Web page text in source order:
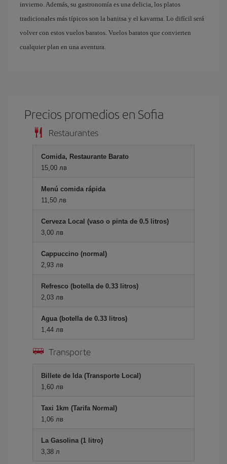
invierno. Además, su gastronomía es una delicia, los platos
tradicionales más típicos son la banitsa y el kavarma. Lo difícil será
volver con estos vuelos baratos. Vuelos baratos que convierten
cualquier plan en una aventura.
Precios promedios en Sofia
Restaurantes
Comida, Restaurante Barato
15,00 лв
Menú comida rápida
11,50 лв
Cerveza Local (vaso o pinta de 0.5 litros)
3,00 лв
Cappuccino (normal)
2,93 лв
Refresco (botella de 0.33 litros)
2,03 лв
Agua (botella de 0.33 litros)
1,44 лв
Transporte
Billete de Ida (Transporte Local)
1,60 лв
Taxi 1km (Tarifa Normal)
1,06 лв
La Gasolina (1 litro)
3,38 л